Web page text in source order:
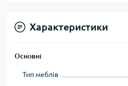
Характеристики
Основні
Тип меблів